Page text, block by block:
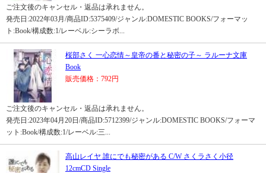
ご注文後のキャンセル・返品は承れません。
発売日:2022年03月/商品ID:5375409/ジャンル:DOMESTIC BOOKS/フォーマッ
ト:Book/構成数:1/レーベル:シーラボ...
桜部さく 一心恋情～皇帝の番と秘密の子～ ラルーナ文庫
Book
販売価格：792円
ご注文後のキャンセル・返品は承れません。
発売日:2023年04月20日/商品ID:5712399/ジャンル:DOMESTIC BOOKS/フォーマ
ット:Book/構成数:1/レーベル:三...
高山レイヤ 誰にでも秘密がある C/W さくラさく小径
12cmCD Single